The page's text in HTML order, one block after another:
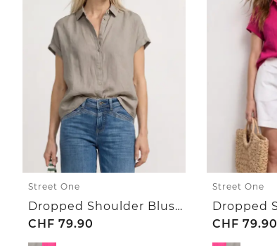
Street One
Dropped Shoulder Bluse aus Leinen
CHF 79.90
Street One
CHF 79.90